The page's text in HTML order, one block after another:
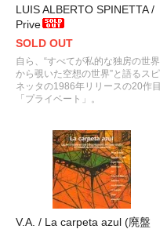
LUIS ALBERTO SPINETTA /
Prive
SOLD OUT
自ら、“すべてが私的な独房の世界
から覗いた空想の世界”と語るスピ
ネッタの1986年リリースの20作目
「プライベート」。
V.A. / La carpeta azul (廃盤